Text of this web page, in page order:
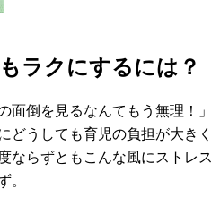
ラクにするには？
面倒を見るなんてもう無理！」
どうしても育児の負担が大きく
ならずともこんな風にストレス
。